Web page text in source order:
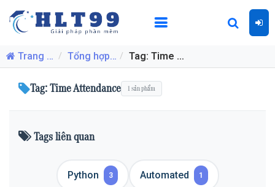
Trang nhất Tổng hợp source code, mã nguồn, đồ án mới nhất Tag: Time Attendance
Tag: Time Attendance 1 sản phẩm
Tags liên quan
Python 3 Automated 1